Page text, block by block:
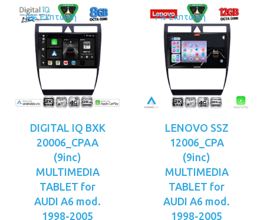
9% Έκπτωση
DIGITAL IQ BXK
20006_CPAA
(9inc)
MULTIMEDIA
TABLET for
AUDI A6 mod.
1998-2005
7% Έκπτωση
LENOVO SSZ
12006_CPA
(9inc)
MULTIMEDIA
TABLET for
AUDI A6 mod.
1998-2005